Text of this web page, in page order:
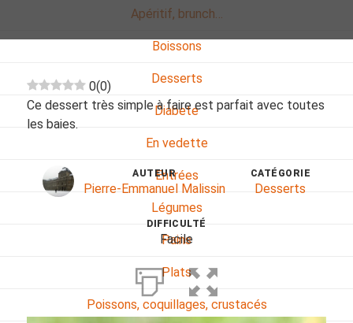
Apéritif, brunch…
Boissons
Desserts
Diabete
En vedette
Entrées
Légumes
Pains
Plats
Poissons, coquillages, crustacés
0(0)
Ce dessert très simple à faire est parfait avec toutes
les baies.
AUTEUR
Pierre-Emmanuel Malissin
CATÉGORIE
Desserts
DIFFICULTÉ
Facile